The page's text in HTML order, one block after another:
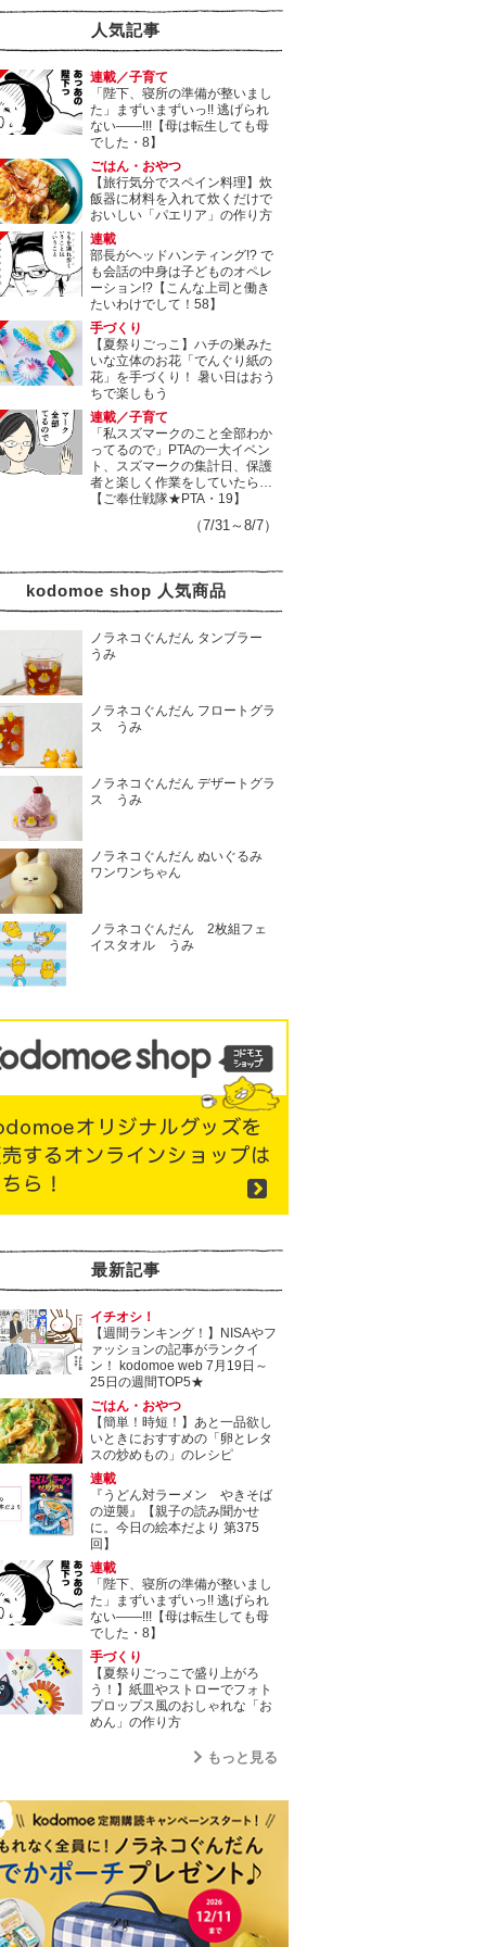
人気記事
連載／子育て
「陛下、寝所の準備が整いまし
た」まずいまずいっ!! 逃げられ
ない――!!!【母は転生しても母
でした・8】
ごはん・おやつ
【旅行気分でスペイン料理】炊
飯器に材料を入れて炊くだけで
おいしい「パエリア」の作り方
連載
部長がヘッドハンティング!? で
も会話の中身は子どものオペレ
ーション!?【こんな上司と働き
たいわけでして！58】
手づくり
【夏祭りごっこ】ハチの巣みた
いな立体のお花「でんぐり紙の
花」を手づくり！ 暑い日はおう
ちで楽しもう
連載／子育て
「私スズマークのこと全部わか
ってるので」PTAの一大イベン
ト、スズマークの集計日、保護
者と楽しく作業をしていたら…
【ご奉仕戦隊★PTA・19】
（7/31～8/7）
kodomoe shop 人気商品
ノラネコぐんだん タンブラー
うみ
ノラネコぐんだん フロートグラ
ス うみ
ノラネコぐんだん デザートグラ
ス うみ
ノラネコぐんだん ぬいぐるみ
ワンワンちゃん
ノラネコぐんだん 2枚組フェ
イスタオル うみ
最新記事
イチオシ！
【週間ランキング！】NISAやフ
ァッションの記事がランクイ
ン！ kodomoe web 7月19日～
25日の週間TOP5★
ごはん・おやつ
【簡単！時短！】あと一品欲し
いときにおすすめの「卵とレタ
スの炒めもの」のレシピ
連載
『うどん対ラーメン やきそば
の逆襲』【親子の読み聞かせ
に。今日の絵本だより 第375
回】
連載
「陛下、寝所の準備が整いまし
た」まずいまずいっ!! 逃げられ
ない――!!!【母は転生しても母
でした・8】
手づくり
【夏祭りごっこで盛り上がろ
う！】紙皿やストローでフォト
プロップス風のおしゃれな「お
めん」の作り方
もっと見る